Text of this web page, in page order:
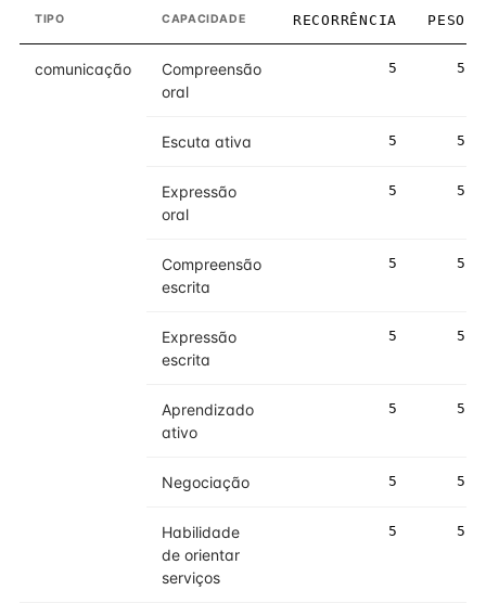
TIPO CAPACIDADE RECORRÊNCIA PESO
comunicação
Compreensão
oral
5 5
Escuta ativa 5 5
Expressão
oral
5 5
Compreensão
escrita
5 5
Expressão
escrita
5 5
Aprendizado
ativo
5 5
Negociação 5 5
Habilidade
de orientar
serviços
5 5